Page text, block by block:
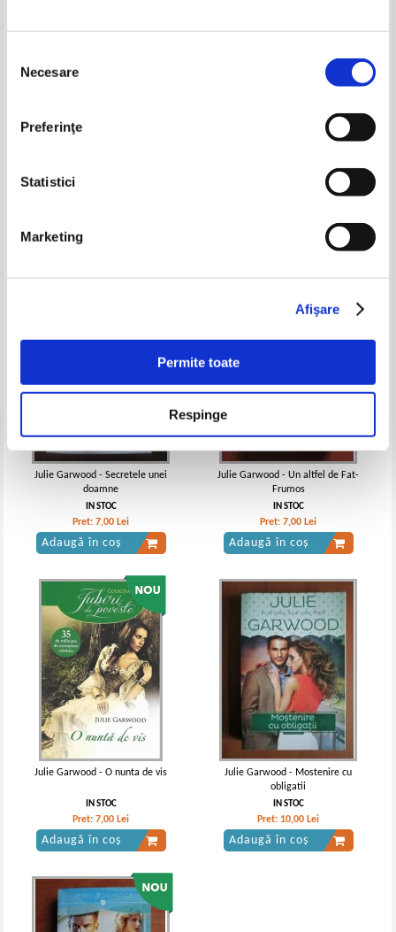
consimțământului
Necesare
Preferinţe
Statistici
Marketing
Afişare
Permite toate
Respinge
Julie Garwood - Doamna leului
Adaugă în coș
Julie Garwood - Johanna
Lei
Julie Garwood - Secretele unei
doamne
IN STOC
Pret:7,00 Lei
Adaugă în coș
Julie Garwood - Un altfel de Fat-
Frumos
IN STOC
Pret:7,00 Lei
Adaugă în coș
Julie Garwood - O nunta de vis
IN STOC
Pret:7,00 Lei
Adaugă în coș
Julie Garwood - Mostenire cu
obligatii
IN STOC
Pret: 10,00 Lei
Adaugă în coș